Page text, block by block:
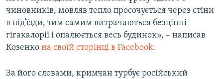
чиновників, мовляв тепло просочується через стіни
в під'їзди, тим самим витрачаються безцінні
гігакалорії і опалюється весь будинок», – написав
Козенко на своїй сторінці в Facebook.
За його словами, кримчан турбує російський